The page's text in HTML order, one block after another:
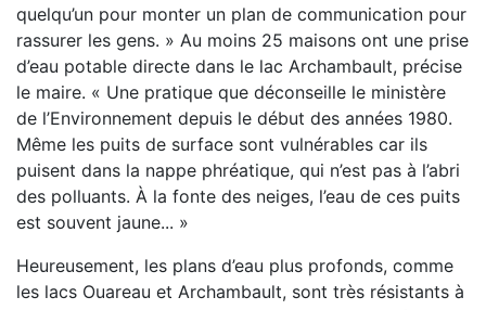
quelqu’un pour monter un plan de communication pour
rassurer les gens. » Au moins 25 maisons ont une prise
d’eau potable directe dans le lac Archambault, précise
le maire. « Une pratique que déconseille le ministère
de l’Environnement depuis le début des années 1980.
Même les puits de surface sont vulnérables car ils
puisent dans la nappe phréatique, qui n’est pas à l’abri
des polluants. À la fonte des neiges, l’eau de ces puits
est souvent jaune... »
Heureusement, les plans d’eau plus profonds, comme
les lacs Ouareau et Archambault, sont très résistants à